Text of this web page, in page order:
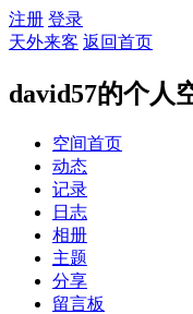
注册 登录
天外来客 返回首页
david57的个人
空间首页
动态
记录
日志
相册
主题
分享
留言板